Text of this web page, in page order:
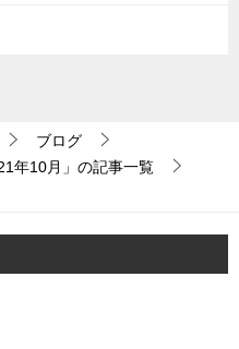
ブログ
年10月」の記事一覧